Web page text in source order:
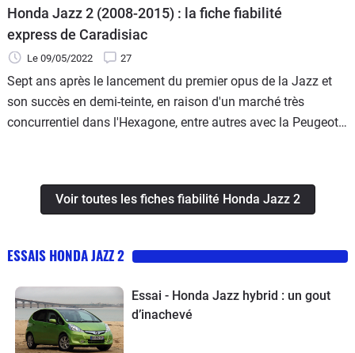
Honda Jazz 2 (2008-2015) : la fiche fiabilité
express de Caradisiac
Le 09/05/2022 27
Sept ans après le lancement du premier opus de la Jazz et
son succès en demi-teinte, en raison d'un marché très
concurrentiel dans l'Hexagone, entre autres avec la Peugeot
Voir toutes les fiches fiabilité Honda Jazz 2
ESSAIS HONDA JAZZ 2
Essai - Honda Jazz hybrid : un gout
d’inachevé